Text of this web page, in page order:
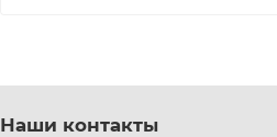
Наши контакты